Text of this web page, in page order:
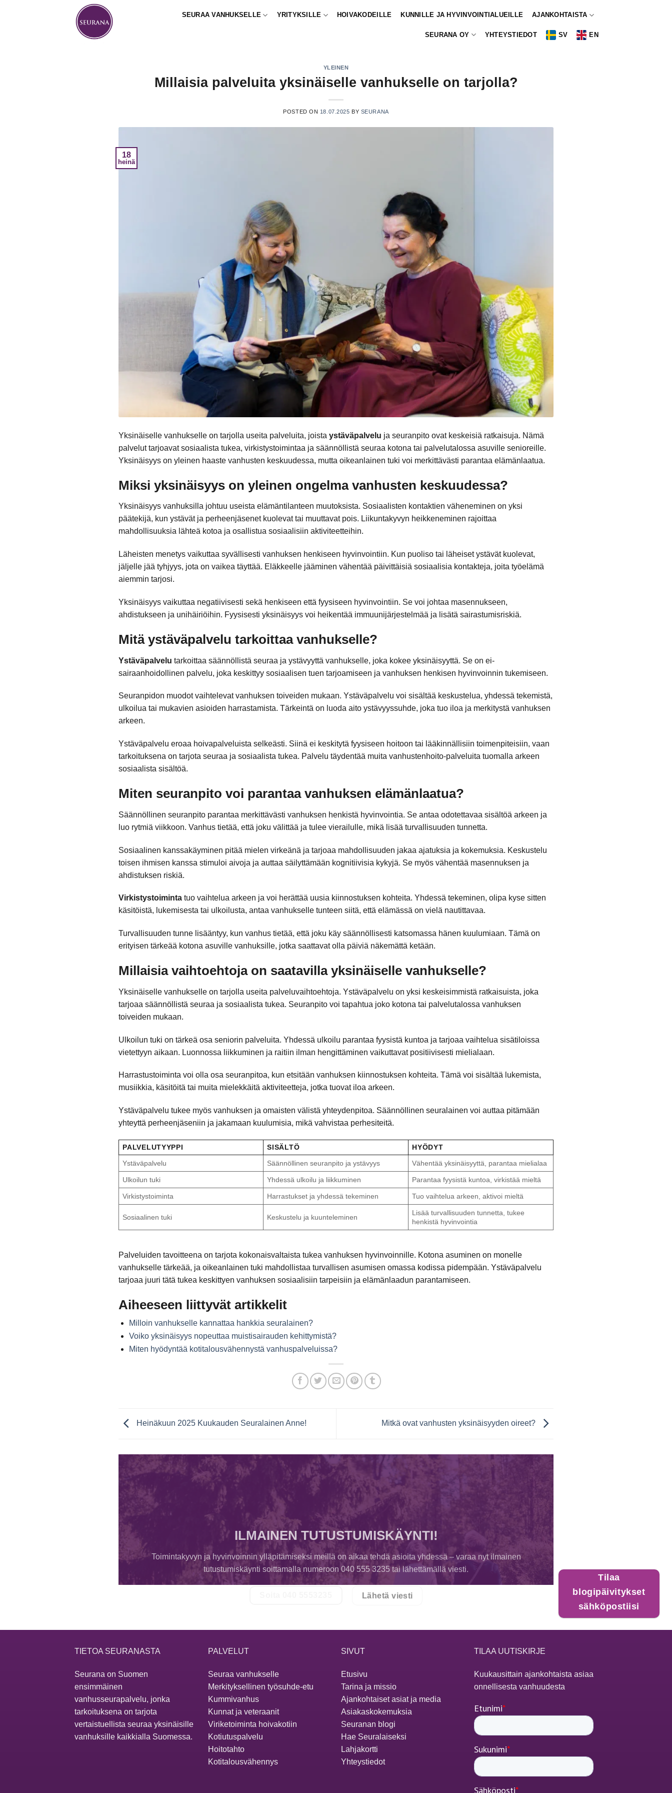
SEURAA VANHUKSELLE YRITYKSILLE HOIVAKODEILLE KUNNILLE JA HYVINVOINTIALUEILLE AJANKOHTAISTA
SEURANA OY YHTEYSTIEDOT SV EN
YLEINEN
Millaisia palveluita yksinäiselle vanhukselle on tarjolla?
POSTED ON 18.07.2025 BY SEURANA
18
heinä
Yksinäiselle vanhukselle on tarjolla useita palveluita, joista ystäväpalvelu ja seuranpito ovat keskeisiä ratkaisuja. Nämä
palvelut tarjoavat sosiaalista tukea, virkistystoimintaa ja säännöllistä seuraa kotona tai palvelutalossa asuville senioreille.
Yksinäisyys on yleinen haaste vanhusten keskuudessa, mutta oikeanlainen tuki voi merkittävästi parantaa elämänlaatua.
Miksi yksinäisyys on yleinen ongelma vanhusten keskuudessa?
Yksinäisyys vanhuksilla johtuu useista elämäntilanteen muutoksista. Sosiaalisten kontaktien väheneminen on yksi
päätekijä, kun ystävät ja perheenjäsenet kuolevat tai muuttavat pois. Liikuntakyvyn heikkeneminen rajoittaa
mahdollisuuksia lähteä kotoa ja osallistua sosiaalisiin aktiviteetteihin.
Läheisten menetys vaikuttaa syvällisesti vanhuksen henkiseen hyvinvointiin. Kun puoliso tai läheiset ystävät kuolevat,
jäljelle jää tyhjyys, jota on vaikea täyttää. Eläkkeelle jääminen vähentää päivittäisiä sosiaalisia kontakteja, joita työelämä
aiemmin tarjosi.
Yksinäisyys vaikuttaa negatiivisesti sekä henkiseen että fyysiseen hyvinvointiin. Se voi johtaa masennukseen,
ahdistukseen ja unihäiriöihin. Fyysisesti yksinäisyys voi heikentää immuunijärjestelmää ja lisätä sairastumisriskiä.
Mitä ystäväpalvelu tarkoittaa vanhukselle?
Ystäväpalvelu tarkoittaa säännöllistä seuraa ja ystävyyttä vanhukselle, joka kokee yksinäisyyttä. Se on ei-
sairaanhoidollinen palvelu, joka keskittyy sosiaalisen tuen tarjoamiseen ja vanhuksen henkisen hyvinvoinnin tukemiseen.
Seuranpidon muodot vaihtelevat vanhuksen toiveiden mukaan. Ystäväpalvelu voi sisältää keskustelua, yhdessä tekemistä,
ulkoilua tai mukavien asioiden harrastamista. Tärkeintä on luoda aito ystävyyssuhde, joka tuo iloa ja merkitystä vanhuksen
arkeen.
Ystäväpalvelu eroaa hoivapalveluista selkeästi. Siinä ei keskitytä fyysiseen hoitoon tai lääkinnällisiin toimenpiteisiin, vaan
tarkoituksena on tarjota seuraa ja sosiaalista tukea. Palvelu täydentää muita vanhustenhoito-palveluita tuomalla arkeen
sosiaalista sisältöä.
Miten seuranpito voi parantaa vanhuksen elämänlaatua?
Säännöllinen seuranpito parantaa merkittävästi vanhuksen henkistä hyvinvointia. Se antaa odotettavaa sisältöä arkeen ja
luo rytmiä viikkoon. Vanhus tietää, että joku välittää ja tulee vierailulle, mikä lisää turvallisuuden tunnetta.
Sosiaalinen kanssakäyminen pitää mielen virkeänä ja tarjoaa mahdollisuuden jakaa ajatuksia ja kokemuksia. Keskustelu
toisen ihmisen kanssa stimuloi aivoja ja auttaa säilyttämään kognitiivisia kykyjä. Se myös vähentää masennuksen ja
ahdistuksen riskiä.
Virkistystoiminta tuo vaihtelua arkeen ja voi herättää uusia kiinnostuksen kohteita. Yhdessä tekeminen, olipa kyse sitten
käsitöistä, lukemisesta tai ulkoilusta, antaa vanhukselle tunteen siitä, että elämässä on vielä nautittavaa.
Turvallisuuden tunne lisääntyy, kun vanhus tietää, että joku käy säännöllisesti katsomassa hänen kuulumiaan. Tämä on
erityisen tärkeää kotona asuville vanhuksille, jotka saattavat olla päiviä näkemättä ketään.
Millaisia vaihtoehtoja on saatavilla yksinäiselle vanhukselle?
Yksinäiselle vanhukselle on tarjolla useita palveluvaihtoehtoja. Ystäväpalvelu on yksi keskeisimmistä ratkaisuista, joka
tarjoaa säännöllistä seuraa ja sosiaalista tukea. Seuranpito voi tapahtua joko kotona tai palvelutalossa vanhuksen
toiveiden mukaan.
Ulkoilun tuki on tärkeä osa seniorin palveluita. Yhdessä ulkoilu parantaa fyysistä kuntoa ja tarjoaa vaihtelua sisätiloissa
vietettyyn aikaan. Luonnossa liikkuminen ja raitiin ilman hengittäminen vaikuttavat positiivisesti mielialaan.
Harrastustoiminta voi olla osa seuranpitoa, kun etsitään vanhuksen kiinnostuksen kohteita. Tämä voi sisältää lukemista,
musiikkia, käsitöitä tai muita mielekkäitä aktiviteetteja, jotka tuovat iloa arkeen.
Ystäväpalvelu tukee myös vanhuksen ja omaisten välistä yhteydenpitoa. Säännöllinen seuralainen voi auttaa pitämään
yhteyttä perheenjäseniin ja jakamaan kuulumisia, mikä vahvistaa perhesiteitä.
PALVELUTYYPPI SISÄLTÖ
HYÖDYT
Ystäväpalvelu
Säännöllinen seuranpito ja ystävyys Vähentää yksinäisyyttä, parantaa mielialaa
Ulkoilun tuki Yhdessä ulkoilu ja liikkuminen Parantaa fyysistä kuntoa, virkistää mieltä
Virkistystoiminta Harrastukset ja yhdessä tekeminen Tuo vaihtelua arkeen, aktivoi mieltä
Sosiaalinen tuki Keskustelu ja kuunteleminen
Lisää turvallisuuden tunnetta, tukee
henkistä hyvinvointia
Palveluiden tavoitteena on tarjota kokonaisvaltaista tukea vanhuksen hyvinvoinnille. Kotona asuminen on monelle
vanhukselle tärkeää, ja oikeanlainen tuki mahdollistaa turvallisen asumisen omassa kodissa pidempään. Ystäväpalvelu
tarjoaa juuri tätä tukea keskittyen vanhuksen sosiaalisiin tarpeisiin ja elämänlaadun parantamiseen.
Aiheeseen liittyvät artikkelit
Milloin vanhukselle kannattaa hankkia seuralainen?
Voiko yksinäisyys nopeuttaa muistisairauden kehittymistä?
Miten hyödyntää kotitalousvähennystä vanhuspalveluissa?
Heinäkuun 2025 Kuukauden Seuralainen Anne! Mitkä ovat vanhusten yksinäisyyden oireet?
Tilaa
blogipäivitykset
sähköpostiisi
ILMAINEN TUTUSTUMISKÄYNTI!
Toimintakyvyn ja hyvinvoinnin ylläpitämiseksi meillä on aikaa tehdä asioita yhdessä – varaa nyt ilmainen
tutustumiskäynti soittamalla numeroon 040 555 3235 tai lähettämällä viesti.
Lähetä viesti
TIETOA SEURANASTA
Seurana on Suomen
ensimmäinen
vanhusseurapalvelu, jonka
tarkoituksena on tarjota
vertaistuellista seuraa yksinäisille
vanhuksille kaikkialla Suomessa.
PALVELUT
Seuraa vanhukselle
Merkityksellinen työsuhde-etu
Kummivanhus
Kunnat ja veteraanit
Viriketoiminta hoivakotiin
Kotiutuspalvelu
Hoitotahto
Kotitalousvähennys
SIVUT
Etusivu
Tarina ja missio
Ajankohtaiset asiat ja media
Asiakaskokemuksia
Seuranan blogi
Hae Seuralaiseksi
Lahjakortti
Yhteystiedot
TILAA UUTISKIRJE
Kuukausittain ajankohtaista asiaa
onnellisesta vanhuudesta